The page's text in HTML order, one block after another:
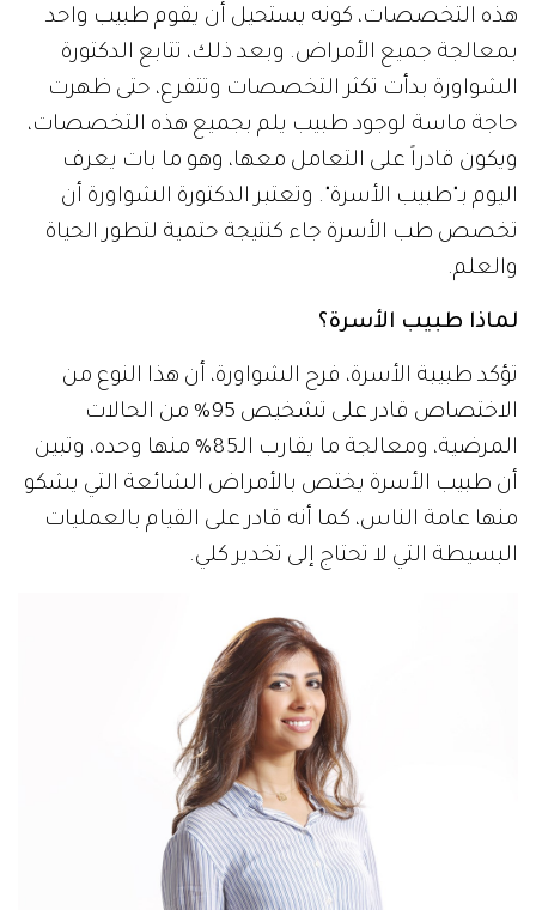
هذه التخصصات، كونه يستحيل أن يقوم طبيب واحد
بمعالجة جميع الأمراض. وبعد ذلك، تتابع الدكتورة
الشواورة بدأت تكثر التخصصات وتتفرع، حتى ظهرت
حاجة ماسة لوجود طبيب يلم بجميع هذه التخصصات،
ويكون قادراً على التعامل معها، وهو ما بات يعرف
اليوم بـ"طبيب الأسرة". وتعتبر الدكتورة الشواورة أن
تخصص طب الأسرة جاء كنتيجة حتمية لتطور الحياة
والعلم.
لماذا طبيب الأسرة؟
تؤكد طبيبة الأسرة، فرح الشواورة، أن هذا النوع من
الاختصاص قادر على تشخيص 95% من الحالات
المرضية، ومعالجة ما يقارب الـ85% منها وحده، وتبين
أن طبيب الأسرة يختص بالأمراض الشائعة التي يشكو
منها عامة الناس، كما أنه قادر على القيام بالعمليات
البسيطة التي لا تحتاج إلى تخدير كلي.